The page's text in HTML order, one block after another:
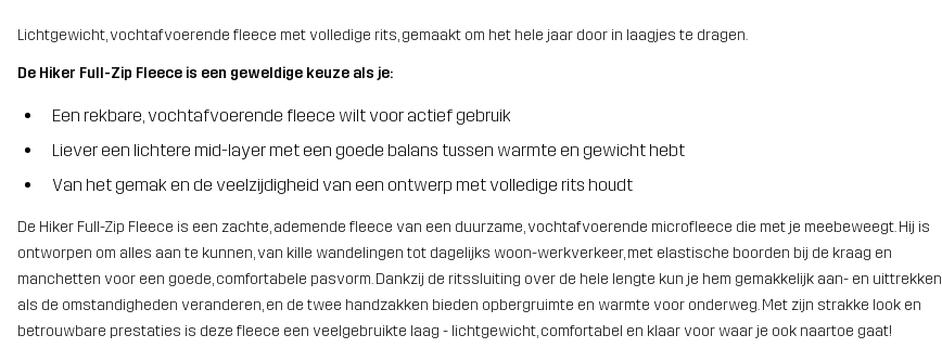
Lichtgewicht, vochtafvoerende fleece met volledige rits, gemaakt om het hele jaar door in laagjes te dragen.
De Hiker Full-Zip Fleece is een geweldige keuze als je:
Een rekbare, vochtafvoerende fleece wilt voor actief gebruik
Liever een lichtere mid-layer met een goede balans tussen warmte en gewicht hebt
Van het gemak en de veelzijdigheid van een ontwerp met volledige rits houdt
De Hiker Full-Zip Fleece is een zachte, ademende fleece van een duurzame, vochtafvoerende microfleece die met je meebeweegt. Hij is
ontworpen om alles aan te kunnen, van kille wandelingen tot dagelijks woon-werkverkeer, met elastische boorden bij de kraag en
manchetten voor een goede, comfortabele pasvorm. Dankzij de ritssluiting over de hele lengte kun je hem gemakkelijk aan- en uittrekken
als de omstandigheden veranderen, en de twee handzakken bieden opbergruimte en warmte voor onderweg. Met zijn strakke look en
betrouwbare prestaties is deze fleece een veelgebruikte laag - lichtgewicht, comfortabel en klaar voor waar je ook naartoe gaat!